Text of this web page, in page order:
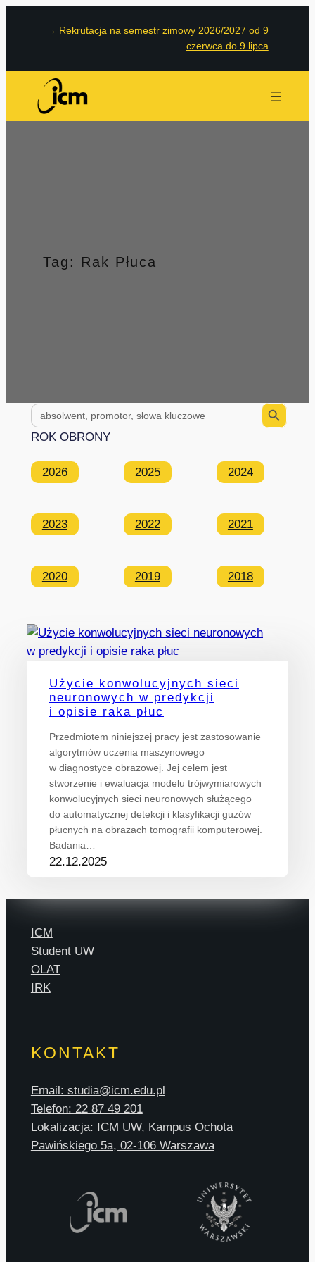
→ Rekrutacja na semestr zimowy 2026/2027 od 9
czerwca do 9 lipca
Tag: Rak Płuca
Search
for:
Search Button
ROK OBRONY
2026 2025 2024
2023 2022 2021
2020 2019 2018
Użycie konwolucyjnych sieci
neuronowych w predykcji
i opisie raka płuc
Przedmiotem niniejszej pracy jest zastosowanie
algorytmów uczenia maszynowego
w diagnostyce obrazowej. Jej celem jest
stworzenie i ewaluacja modelu trójwymiarowych
konwolucyjnych sieci neuronowych służącego
do automatycznej detekcji i klasyfikacji guzów
płucnych na obrazach tomografii komputerowej.
Badania…
22.12.2025
ICM
Student UW
OLAT
IRK
KONTAKT
Email: studia@icm.edu.pl
Telefon: 22 87 49 201
Lokalizacja: ICM UW, Kampus Ochota
Pawińskiego 5a, 02-106 Warszawa